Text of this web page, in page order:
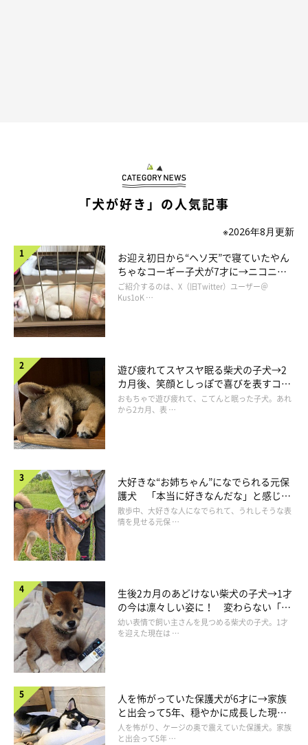
「犬が好き」の人気記事
※2026年8月更新
お迎え初日から“ヘソ天”で寝ていたやん
ちゃなコーギー子犬が7才に→ニコニ
コ“コーギースマイル”が魅力のコに成
長！
ご紹介するのは、X（旧Twitter）ユーザー＠
Kus1oK …
遊び疲れてスヤスヤ眠る柴犬の子犬→2
カ月後、笑顔としっぽで喜びを表すコに
成長！
おもちゃで遊び疲れて、こてんと眠った子犬。あれ
から2カ月、表 …
大好きな“お姉ちゃん”になでられる元保
護犬 「本当に好きなんだな」と感じる
表情にほっこり
散歩中、大好きな人になでられて、うれしそうな表
情を見せる元保 …
生後2カ月のあどけない柴犬の子犬→1才
の今は凛々しい姿に！ 変わらない「く
りくりおめめ」にもほっこり
幼い表情で飼い主さんを見つめる柴犬の子犬。1才
を迎えた現在は …
人を怖がっていた保護犬が6才に→家族
と出会って5年、穏やかに成長した現在
の姿にグッとくる
人を怖がり、ケージの奥で震えていた保護犬。家族
と出会って5年 …